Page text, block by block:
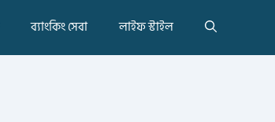
ব্যাংকিং সেবা লাইফ স্টাইল